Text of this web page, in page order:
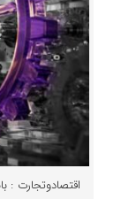
اقتصادوتجارت :